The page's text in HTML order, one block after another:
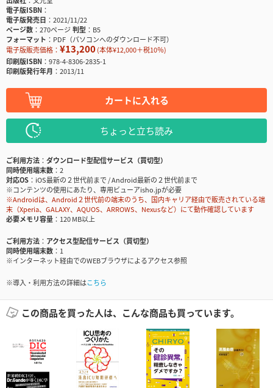
電子版ISBN
電子版発売日
2021/11/22
ページ数
270ページ判型
B5
フォーマット
PDF（パソコンへのダウンロード不可）
電子版販売価格： ¥13,200(本体¥12,000＋税10％)
印刷版ISBN
978-4-8306-2835-1
印刷版発行年月
2013/11
カートに入れる
ちょっと立ち読み
ご利用方法
ダウンロード型配信サービス（買切型）
同時使用端末数
2
対応OS
iOS最新の２世代前まで / Android最新の２世代前まで
※コンテンツの使用にあたり、専用ビューアisho.jpが必要
※Androidは、Android２世代前の端末のうち、国内キャリア経由で販売されている端
末（Xperia、GALAXY、AQUOS、ARROWS、Nexusなど）にて動作確認しています
必要メモリ容量
120 MB以上
ご利用方法
アクセス型配信サービス（買切型）
同時使用端末数
1
※インターネット経由でのWEBブラウザによるアクセス参照
※導入・利用方法の詳細はこちら
この商品を買った人は、こんな商品も買っています。